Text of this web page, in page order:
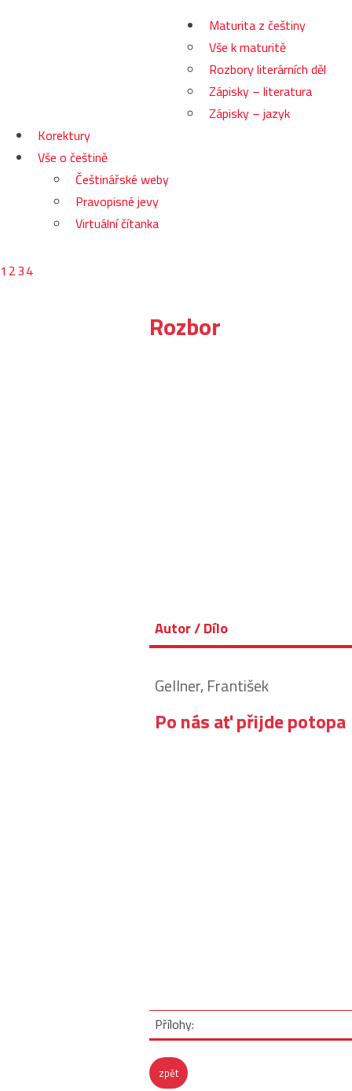
Maturita z češtiny
Vše k maturitě
Rozbory literárních děl
Zápisky – literatura
Zápisky – jazyk
Korektury
Vše o češtině
Češtinářské weby
Pravopisné jevy
Virtuální čítanka
1 234
Rozbor
Autor / Dílo
Gellner, František
Po nás ať přijde potopa
Přílohy:
zpět